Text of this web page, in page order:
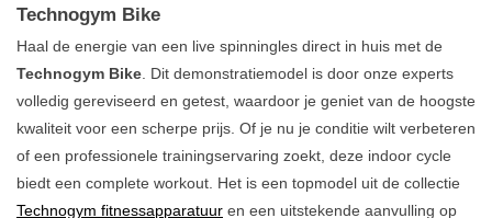
Technogym Bike
Haal de energie van een live spinningles direct in huis met de
Technogym Bike . Dit demonstratiemodel is door onze experts
volledig gereviseerd en getest, waardoor je geniet van de hoogste
kwaliteit voor een scherpe prijs. Of je nu je conditie wilt verbeteren
of een professionele trainingservaring zoekt, deze indoor cycle
biedt een complete workout. Het is een topmodel uit de collectie
Technogym fitnessapparatuur en een uitstekende aanvulling op